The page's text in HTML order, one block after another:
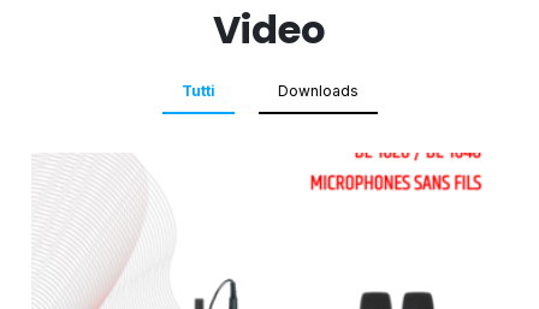
Video
Tutti Downloads